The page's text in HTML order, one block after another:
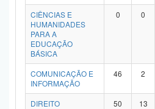
CIÊNCIAS E
HUMANIDADES
PARA A
EDUCAÇÃO
BÁSICA
0 0
COMUNICAÇÃO E
INFORMAÇÃO
46 2
DIREITO 50 13